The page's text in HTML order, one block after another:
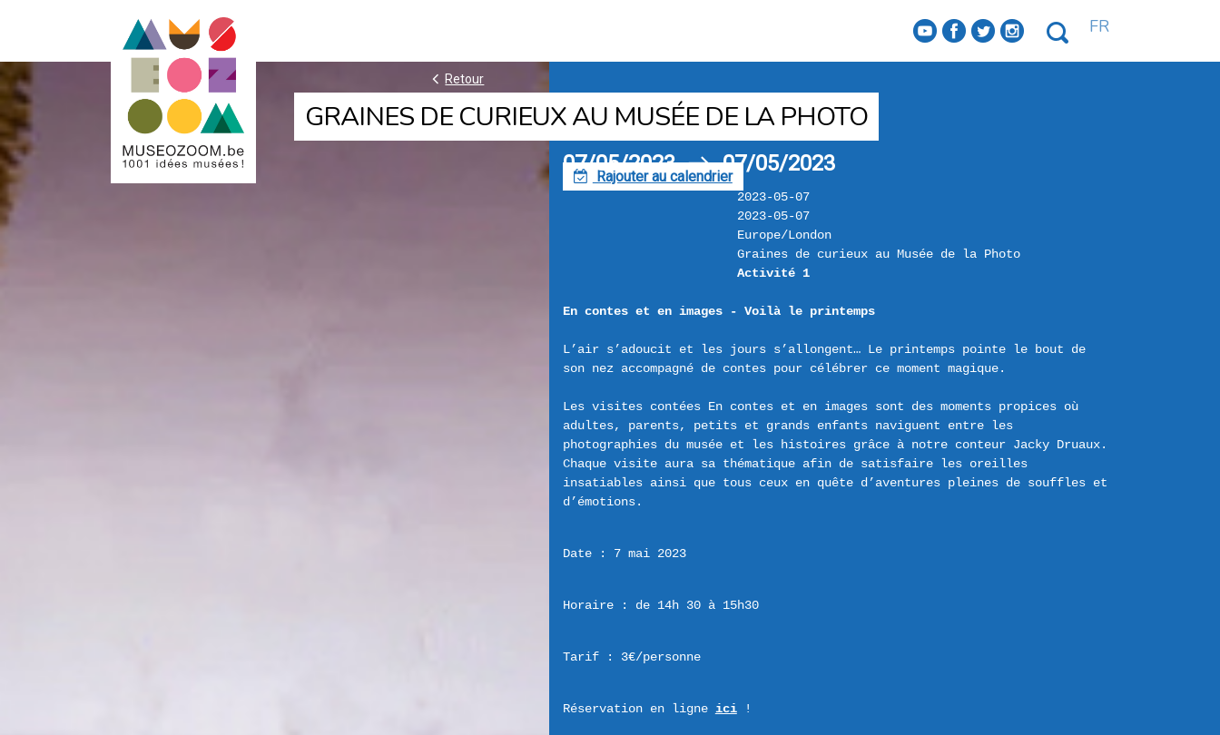
f a b e FR
k Retour
GRAINES DE CURIEUX AU MUSÉE DE LA PHOTO
07/05/2023 h 07/05/2023
F Rajouter au calendrier
2023-05-07
2023-05-07
Europe/London
Graines de curieux au Musée de la Photo
Activité 1
En contes et en images - Voilà le printemps
L’air s’adoucit et les jours s’allongent… Le printemps pointe le bout de
son nez accompagné de contes pour célébrer ce moment magique.
Les visites contées En contes et en images sont des moments propices où
adultes, parents, petits et grands enfants naviguent entre les
photographies du musée et les histoires grâce à notre conteur Jacky Druaux.
Chaque visite aura sa thématique afin de satisfaire les oreilles
insatiables ainsi que tous ceux en quête d’aventures pleines de souffles et
Date : 7 mai 2023
Horaire : de 14h 30 à 15h30
Tarif : 3€/personne
Réservation en ligne ici !